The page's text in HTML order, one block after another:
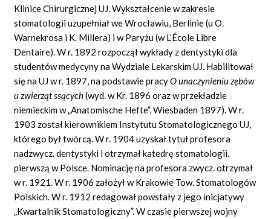
Mapa
Klinice Chirurgicznej UJ. Wykształcenie w zakresie
stomatologii uzupełniał we Wrocławiu, Berlinie (u O.
Warnekrosa i K. Millera) i w Paryżu (w L’École Libre
Dentaire). W r. 1892 rozpoczął wykłady z dentystyki dla
studentów medycyny na Wydziale Lekarskim UJ. Habilitował
się na UJ w r. 1897, na podstawie pracyO unaczynieniu zębów
u zwierząt ssących(wyd. w Kr. 1896 oraz w przekładzie
niemieckim w „Anatomische Hefte”, Wiesbaden 1897). W r.
1903 został kierownikiem Instytutu Stomatologicznego UJ,
którego był twórcą. W r. 1904 uzyskał tytuł profesora
nadzwycz. dentystyki i otrzymał katedrę stomatologii,
pierwszą w Polsce. Nominację na profesora zwycz. otrzymał
w r. 1921. W r. 1906 założył w Krakowie Tow. Stomatologów
Polskich. W r. 1912 redagował powstały z jego inicjatywy
„Kwartalnik Stomatologiczny”. W czasie pierwszej wojny